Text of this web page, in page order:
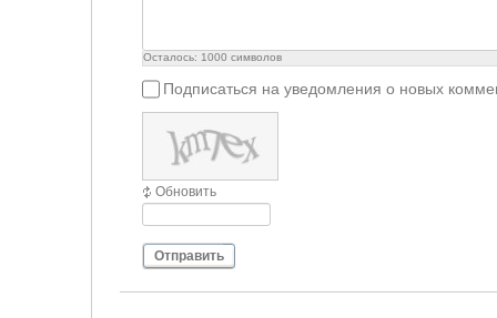
Осталось: 1000 символов
Подписаться на уведомления о новых
Обновить
Отправить